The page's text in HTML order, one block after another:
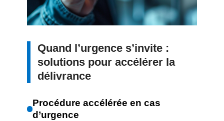
Quand l’urgence s’invite :
solutions pour accélérer la
délivrance
Procédure accélérée en cas
d’urgence